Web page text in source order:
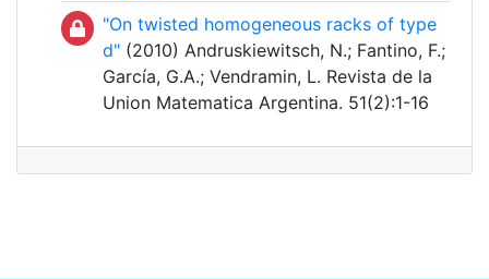
"On twisted homogeneous racks of type
d" (2010) Andruskiewitsch, N.; Fantino, F.;
García, G.A.; Vendramin, L. Revista de la
Union Matematica Argentina. 51(2):1-16